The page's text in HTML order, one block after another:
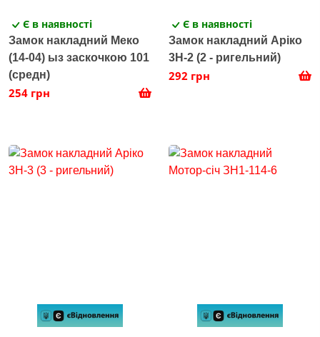
Є в наявності
Замок накладний Меко
(14-04) ыз заскочкою 101
(средн)
254 грн
Є в наявності
Замок накладний Аріко
3Н-2 (2 - ригельний)
292 грн